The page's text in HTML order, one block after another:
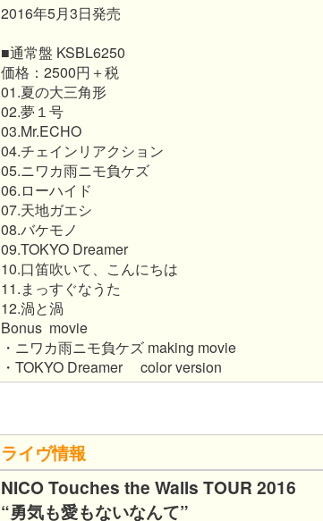
2016年5月3日発売
■通常盤 KSBL6250
価格：2500円＋税
01.夏の大三角形
02.夢１号
03.Mr.ECHO
04.チェインリアクション
05.ニワカ雨ニモ負ケズ
06.ローハイド
07.天地ガエシ
08.バケモノ
09.TOKYO Dreamer
10.口笛吹いて、こんにちは
11.まっすぐなうた
12.渦と渦
Bonus movie
・ニワカ雨ニモ負ケズ making movie
・TOKYO Dreamer color version
ライヴ情報
NICO Touches the Walls TOUR 2016
“勇気も愛もないなんて”